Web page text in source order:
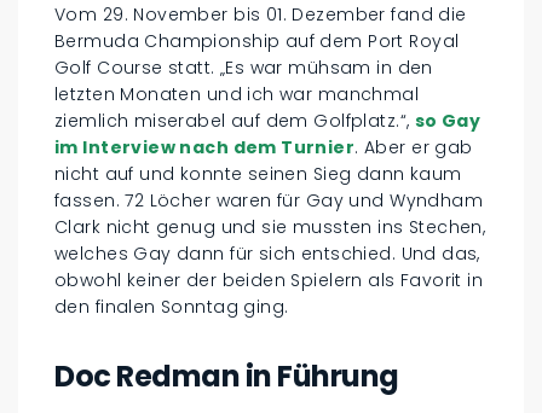
Vom 29. November bis 01. Dezember fand die
Bermuda Championship auf dem Port Royal
Golf Course statt. „Es war mühsam in den
letzten Monaten und ich war manchmal
ziemlich miserabel auf dem Golfplatz.“, so Gay
im Interview nach dem Turnier. Aber er gab
nicht auf und konnte seinen Sieg dann kaum
fassen. 72 Löcher waren für Gay und Wyndham
Clark nicht genug und sie mussten ins Stechen,
welches Gay dann für sich entschied. Und das,
obwohl keiner der beiden Spielern als Favorit in
den finalen Sonntag ging.
Doc Redman in Führung